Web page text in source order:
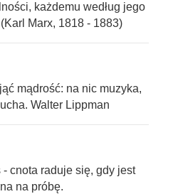
każdemu według jego
Marx, 1818 - 1883)
mądrość: na nic muzyka,
Walter Lippman
cnota raduje się, gdy jest
na próbę.